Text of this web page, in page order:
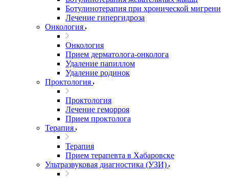
Ботулинотерапия при хронической мигрени
Лечение гипергидроза
Онкология
Онкология
Прием дерматолога-онколога
Удаление папиллом
Удаление родинок
Проктология
Проктология
Лечение геморроя
Прием проктолога
Терапия
Терапия
Прием терапевта в Хабаровске
Ультразвуковая диагностика (УЗИ)